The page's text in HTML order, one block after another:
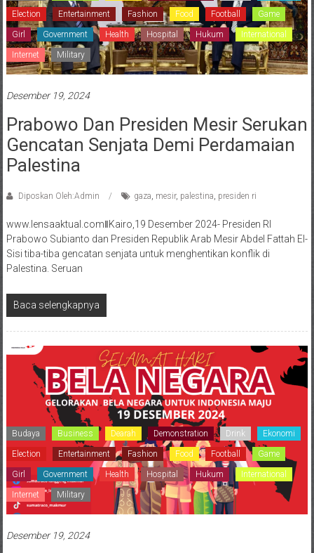
Election Entertainment Fashion Food Football Game
Girl Government Health Hospital Hukum International
Internet Military
Desember 19, 2024
Prabowo Dan Presiden Mesir Serukan
Gencatan Senjata Demi Perdamaian
Palestina
Diposkan Oleh:Admin gaza mesir, palestina presiden ri
www.lensaaktual.comǁKairo,19 Desember 2024- Presiden RI
Prabowo Subianto dan Presiden Republik Arab Mesir Abdel Fattah El-
Sisi tiba-tiba gencatan senjata untuk menghentikan konflik di
Palestina. Seruan
Baca selengkapnya
Budaya Business Dearah Demonstration Drink Ekonomi
Election Entertainment Fashion Food Football Game
Girl Government Health Hospital Hukum International
Internet Military
Desember 19, 2024